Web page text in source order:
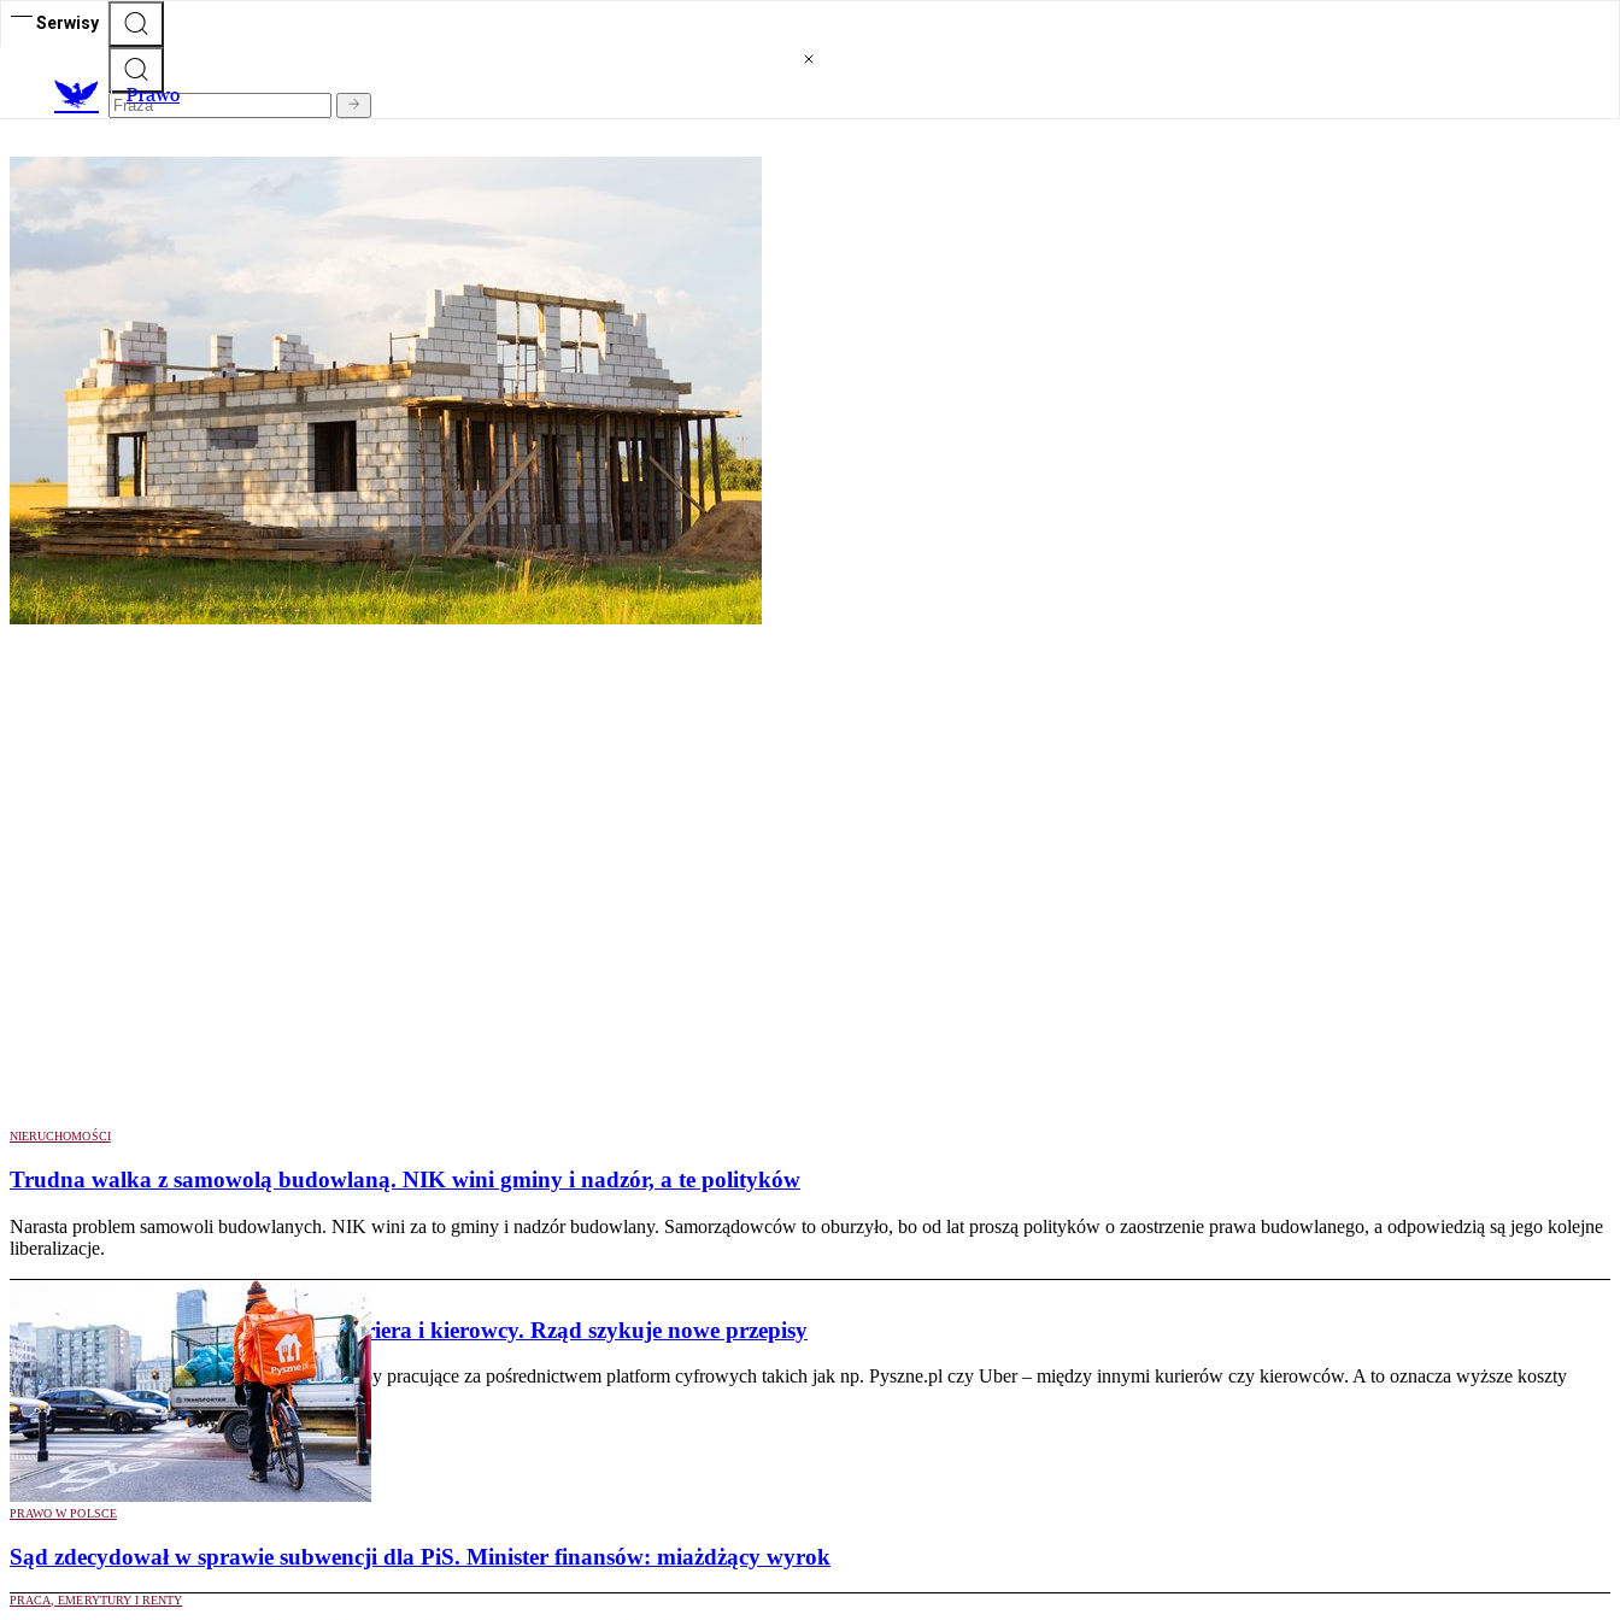
Serwisy
Prawo
NIERUCHOMOŚCI
Trudna walka z samowolą budowlaną. NIK wini gminy i nadzór, a te polityków
Narasta problem samowoli budowlanych. NIK wini za to gminy i nadzór budowlany. Samorządowców to oburzyło, bo od lat proszą polityków o zaostrzenie prawa budowlanego, a odpowiedzią są jego kolejne
liberalizacje.
PRACA, EMERYTURY I RENTY
Umowa o pracę dla kuriera i kierowcy. Rząd szykuje nowe przepisy
Rząd chce objąć ochroną osoby pracujące za pośrednictwem platform cyfrowych takich jak np. Pyszne.pl czy Uber – między innymi kurierów czy kierowców. A to oznacza wyższe koszty
prowadzenia biznesu.
PRAWO W POLSCE
Sąd zdecydował w sprawie subwencji dla PiS. Minister finansów: miażdżący wyrok
PRACA, EMERYTURY I RENTY